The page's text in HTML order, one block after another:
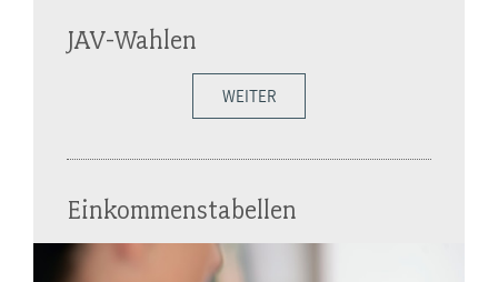
JAV-Wahlen
WEITER
Einkommenstabellen